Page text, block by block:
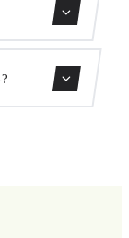
costi
prima del